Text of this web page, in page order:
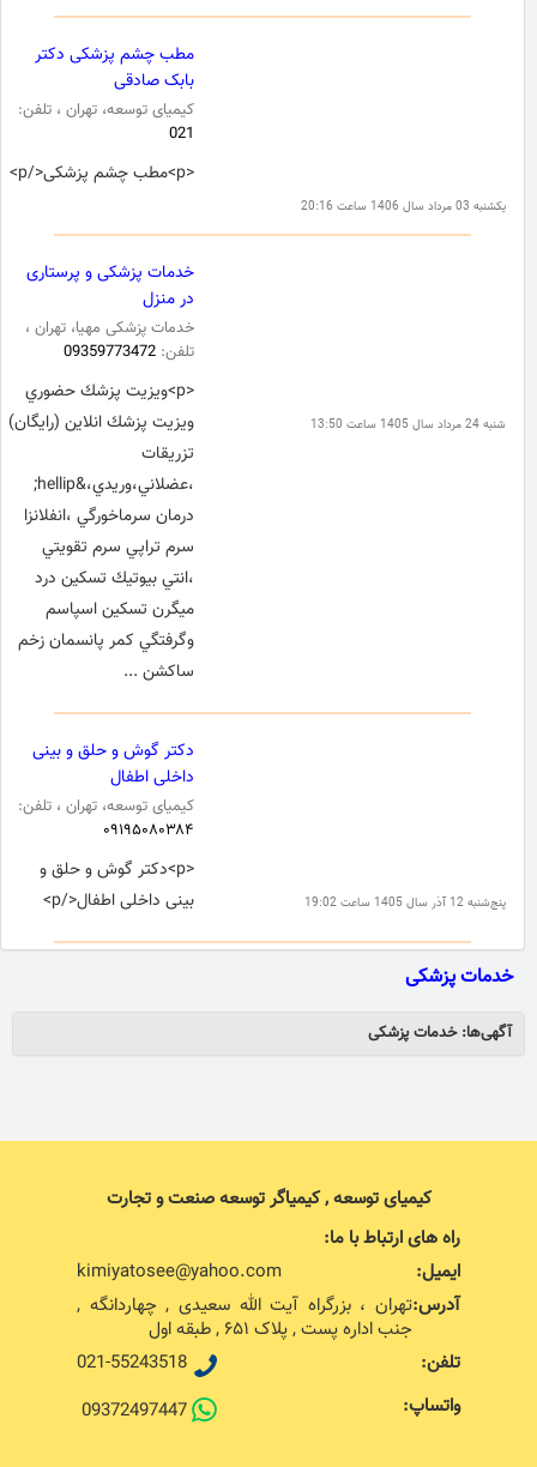
یکشنبه 03 مرداد سال 1406 ساعت 20:16
مطب چشم پزشکی دکتر
بابک صادقی
کیمیای توسعه، تهران ، تلفن:
021
<p>مطب چشم پزشکی</p>
شنبه 24 مرداد سال 1405 ساعت 13:50
خدمات پزشکی و پرستاری
در منزل
خدمات پزشکی مهیا، تهران ،
تلفن: 09359773472
<p>ويزيت پزشك حضوري
ويزيت پزشك انلاين (رايگان)
تزريقات
،عضلاني،وريدي،&hellip;
درمان سرماخورگي ،انفلانزا
سرم تراپي سرم تقويتي
،انتي بيوتيك تسكين درد
ميگرن تسكين اسپاسم
وگرفتگي كمر پانسمان زخم
ساكشن ...
پنج‌شنبه 12 آذر سال 1405 ساعت 19:02
دکتر گوش و حلق و بینی
داخلی اطفال
کیمیای توسعه، تهران ، تلفن:
۰۹۱۹۵۰۸۰۳۸۴
<p>دکتر گوش و حلق و
بینی داخلی اطفال</p>
خدمات پزشکی
آگهی‌ها: خدمات پزشکی
کیمیای توسعه , کیمیاگر توسعه صنعت و تجارت
راه های ارتباط با ما:
ایمیل:
kimiyatosee@yahoo.com
آدرس:تهران ، بزرگراه آیت الله سعیدی , چهاردانگه ,
جنب اداره پست , پلاک ۶۵۱ , طبقه اول
تلفن:
021-55243518
واتساپ:
09372497447